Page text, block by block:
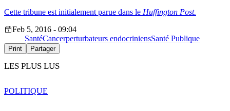
Cette tribune est initialement parue dans le Huffington Post.
Feb 5, 2016 - 09:04
SantéCancerperturbateurs endocriniensSanté Publique
Print Partager
LES PLUS LUS
POLITIQUE